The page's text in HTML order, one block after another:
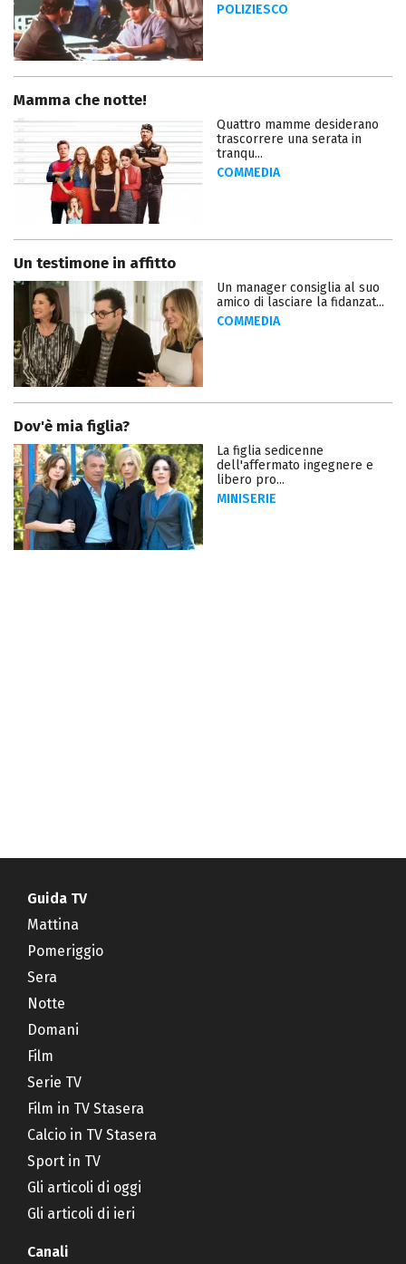
POLIZIESCO
Mamma che notte!
Quattro mamme desiderano
trascorrere una serata in
tranqu...
COMMEDIA
Un testimone in affitto
Un manager consiglia al suo
amico di lasciare la fidanzat...
COMMEDIA
Dov'è mia figlia?
La figlia sedicenne
dell'affermato ingegnere e
libero pro...
MINISERIE
Guida TV
Mattina
Pomeriggio
Sera
Notte
Domani
Film
Serie TV
Film in TV Stasera
Calcio in TV Stasera
Sport in TV
Gli articoli di oggi
Gli articoli di ieri
Canali